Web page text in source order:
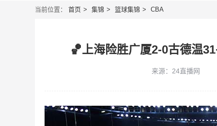
当前位置： 首页 集锦 篮球集锦 CBA
🏀上海险胜广厦2-0古德温
来源：24直播网